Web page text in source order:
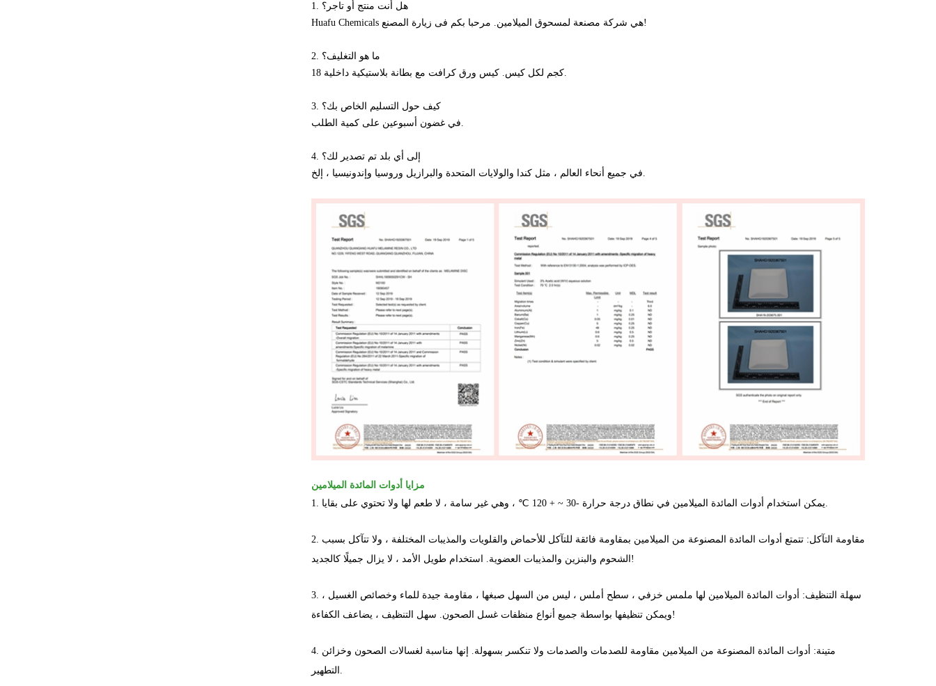
1. هل أنت منتج أو تاجر؟
Huafu Chemicals هي شركة مصنعة لمسحوق الميلامين.مرحبا بكم فى زيارة المصنع!
2. ما هو التغليف؟
18 كجم لكل كيس. كيس ورق كرافت معبطانة بلاستيكية داخلية.
3. كيف حول التسليم الخاص بك؟
في غضون أسبوعين على كمية الطلب.
4. إلى أي بلد تم تصدير لك؟
في جميع أنحاء العالم ، مثل كندا والولايات المتحدة والبرازيل وروسيا وإندونيسيا ، إلخ.
مزايا أدوات المائدة الميلامين
2. مقاومة التآكل: تتمتع أدوات المائدة المصنوعة من الميلامين بمقاومة فائقة للتآكل للأحماض والقلويات والمذيبات المختلفة ، ولا تتآكل بسبب
الشحوم والبنزين والمذيبات العضوية. استخدام طويل الأمد ، لا يزال جميلًا كالجديد!
3. سهلة التنظيف: أدوات المائدة الميلامين لها ملمس خزفي ، سطح أملس ، ليس من السهل صبغها ، مقاومة جيدة للماء وخصائص الغسيل ،
ويمكن تنظيفها بواسطة جميع أنواع منظفات غسل الصحون. سهل التنظيف ، يضاعف الكفاءة!
4. متينة: أدوات المائدة المصنوعة من الميلامين مقاومة للصدمات والصدمات ولا تنكسر بسهولة. إنها مناسبة لغسالات الصحون وخزائن